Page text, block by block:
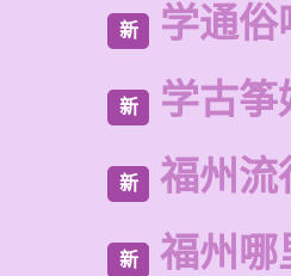
新 学通俗
新 学古筝
新 福州流
新 福州哪